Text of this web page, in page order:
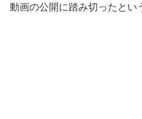
動画の公開に踏み切ったとい